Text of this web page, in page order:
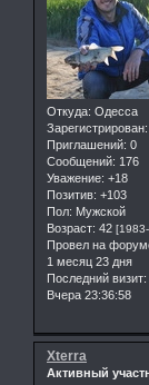
Откуда: Одесса
Зарегистрирован
Приглашений: 0
Сообщений: 176
Уважение: +18
Позитив: +103
Пол: Мужской
Возраст: 42
Провел на
1 месяц 23 дня
Последний визит:
Вчера 23:36:58
Xterra
Активный